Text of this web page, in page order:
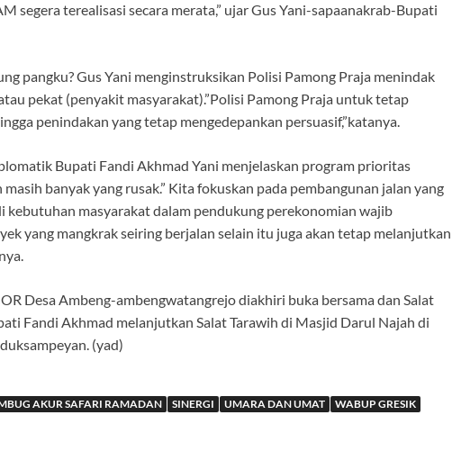
segera terealisasi secara merata,” ujar Gus Yani-sapaanakrab-Bupati
pangku? Gus Yani menginstruksikan Polisi Pamong Praja menindak
pekat (penyakit masyarakat).”Polisi Pamong Praja untuk tetap
penindakan yang tetap mengedepankan persuasif,”katanya.
Bupati Fandi Akhmad Yani menjelaskan program prioritas
banyak yang rusak.” Kita fokuskan pada pembangunan jalan yang
kebutuhan masyarakat dalam pendukung perekonomian wajib
yang mangkrak seiring berjalan selain itu juga akan tetap melanjutkan
Desa Ambeng-ambengwatangrejo diakhiri buka bersama dan Salat
Fandi Akhmad melanjutkan Salat Tarawih di Masjid Darul Najah di
(yad)
AKUR SAFARI RAMADAN SINERGI UMARA DAN UMAT WABUP GRESIK